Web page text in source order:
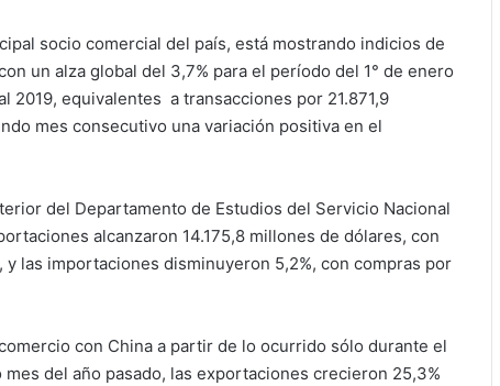
socio comercial del país, está mostrando indicios de
un alza global del 3,7% para el período del 1° de enero
2019, equivalentes a transacciones por 21.871,9
mes consecutivo una variación positiva en el
del Departamento de Estudios del Servicio Nacional
alcanzaron 14.175,8 millones de dólares, con
y las importaciones disminuyeron 5,2%, con compras por
con China a partir de lo ocurrido sólo durante el
del año pasado, las exportaciones crecieron 25,3%